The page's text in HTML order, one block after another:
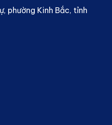
phường Kinh Bắc, tỉnh